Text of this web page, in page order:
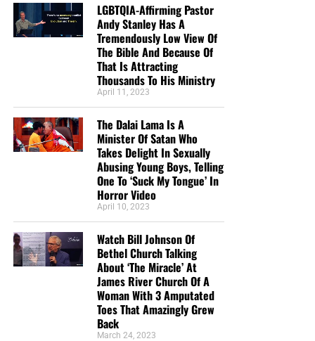
LGBTQIA-Affirming Pastor
Andy Stanley Has A
Tremendously Low View Of
The Bible And Because Of
That Is Attracting
Thousands To His Ministry
April 11, 2023
The Dalai Lama Is A
Minister Of Satan Who
Takes Delight In Sexually
Abusing Young Boys, Telling
One To ‘Suck My Tongue’ In
Horror Video
April 10, 2023
Watch Bill Johnson Of
Bethel Church Talking
About ‘The Miracle’ At
James River Church Of A
Woman With 3 Amputated
Toes That Amazingly Grew
Back
March 24, 2023